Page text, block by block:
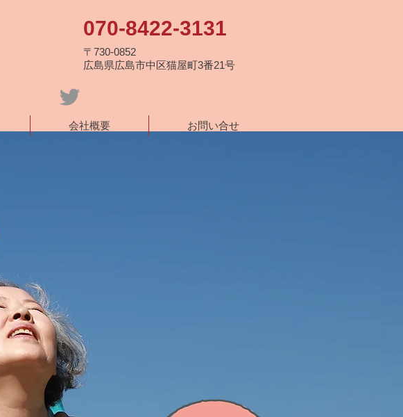
070-8422-3131
〒730-0852
広島県広島市中区猫屋町3番21号
会社概要 お問い合せ